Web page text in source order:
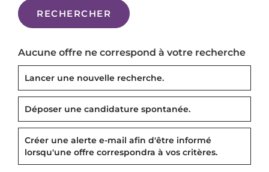
RECHERCHER
Aucune offre ne correspond à votre recherche
Lancer une nouvelle recherche.
Déposer une candidature spontanée.
Créer une alerte e-mail afin d'être informé
lorsqu'une offre correspondra à vos critères.